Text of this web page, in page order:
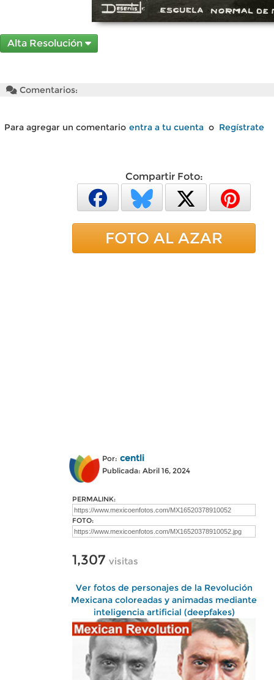
Alta Resolución
Comentarios:
Para agregar un comentario entra a tu cuenta o Regístrate
Compartir Foto:
FOTO AL AZAR
Por: centli
Publicada: Abril 16, 2024
PERMALINK:
FOTO:
1,307 visitas
Ver fotos de personajes de la Revolución
Mexicana coloreadas y animadas mediante
inteligencia artificial (deepfakes)